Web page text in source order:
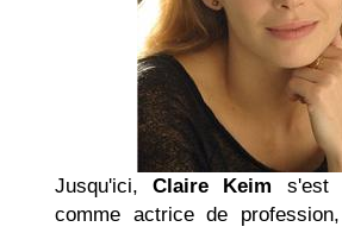
Jusqu'ici,Claire Keim s'est
comme actrice de